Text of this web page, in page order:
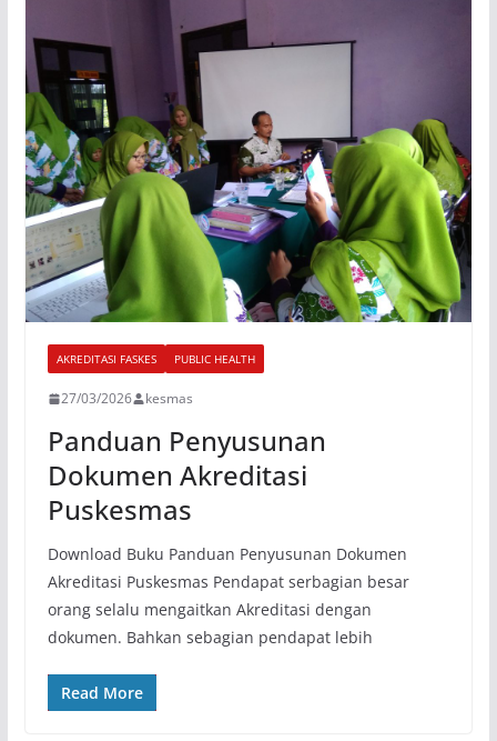
AKREDITASI FASKES PUBLIC HEALTH
27/03/2026 kesmas
Panduan Penyusunan
Dokumen Akreditasi
Puskesmas
Download Buku Panduan Penyusunan Dokumen
Akreditasi Puskesmas Pendapat serbagian besar
orang selalu mengaitkan Akreditasi dengan
dokumen. Bahkan sebagian pendapat lebih
Read More